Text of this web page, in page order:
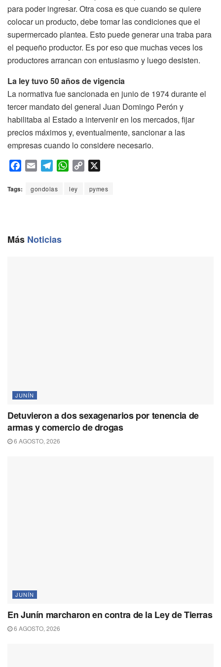
para poder ingresar. Otra cosa es que cuando se quiere
colocar un producto, debe tomar las condiciones que el
supermercado plantea. Esto puede generar una traba para
el pequeño productor. Es por eso que muchas veces los
productores arrancan con entusiasmo y luego desisten.
La ley tuvo 50 años de vigencia
La normativa fue sancionada en junio de 1974 durante el
tercer mandato del general Juan Domingo Perón y
habilitaba al Estado a intervenir en los mercados, fijar
precios máximos y, eventualmente, sancionar a las
empresas cuando lo considere necesario.
c
o
a
l
a
W
a
Tags: gondolas ley pymes
Más Noticias
JUNÍN
Detuvieron a dos sexagenarios por tenencia de
armas y comercio de drogas
6 AGOSTO, 2026
JUNÍN
En Junín marcharon en contra de la Ley de Tierras
6 AGOSTO, 2026